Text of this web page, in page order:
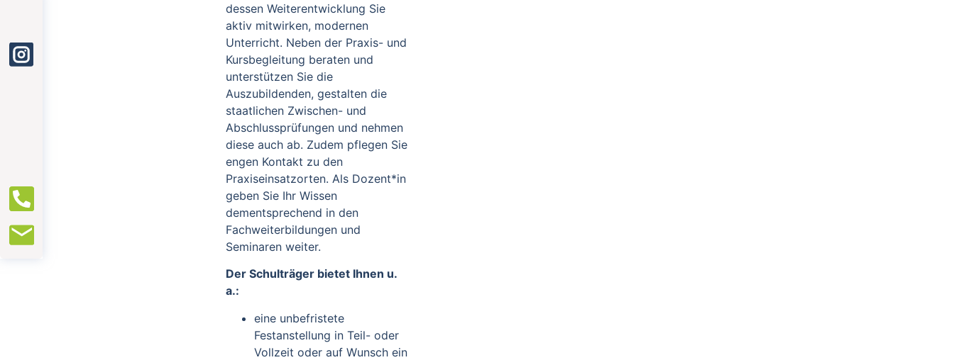
dessen Weiterentwicklung Sie
aktiv mitwirken, modernen
Unterricht. Neben der Praxis- und
Kursbegleitung beraten und
unterstützen Sie die
Auszubildenden, gestalten die
staatlichen Zwischen- und
Abschlussprüfungen und nehmen
diese auch ab. Zudem pflegen Sie
engen Kontakt zu den
Praxiseinsatzorten. Als Dozent*in
geben Sie Ihr Wissen
dementsprechend in den
Fachweiterbildungen und
Seminaren weiter.
Der Schulträger bietet Ihnen u.
a.:
eine unbefristete
Festanstellung in Teil- oder
Vollzeit oder auf Wunsch ein